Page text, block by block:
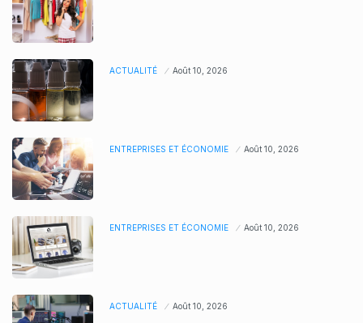
ACTUALITÉ Août 10, 2026
ENTREPRISES ET ÉCONOMIE Août 10, 2026
ENTREPRISES ET ÉCONOMIE Août 10, 2026
ACTUALITÉ Août 10, 2026